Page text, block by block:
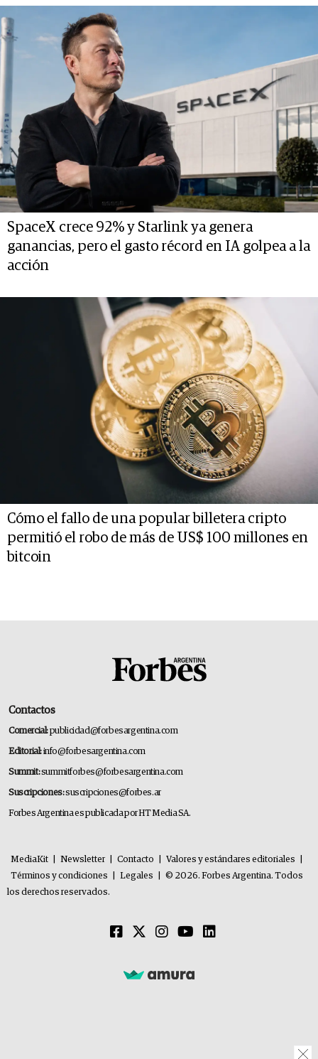
SpaceX crece 92% y Starlink ya genera
ganancias, pero el gasto récord en IA golpea a la
acción
Cómo el fallo de una popular billetera cripto
permitió el robo de más de US$ 100 millones en
bitcoin
Contactos
Comercial:publicidad@forbesargentina.com
Editorial:info@forbesargentina.com
Summit:summitforbes@forbesargentina.com
Suscripciones:suscripciones@forbes.ar
Forbes Argentina es publicada por HT Media SA.
MediaKit Newsletter Contacto Valores y estándares editoriales
Términos y condiciones
Legales
© 2026. Forbes Argentina. Todos
los derechos reservados.